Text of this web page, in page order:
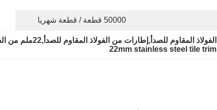
50000 قطعة / قطعة شهريا
الفولاذ المقاوم للصدأ,إطارات من الفولاذ المقاوم للصدأ,22ملم من الفولاذ المقاوم للصدأ
22mm stainless steel tile trim